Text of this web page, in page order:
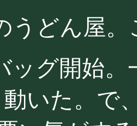
うどん屋
ッグ開始
いた。で